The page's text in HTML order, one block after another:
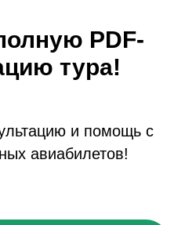
PDF-
тура!
и помощь с
авиабилетов!